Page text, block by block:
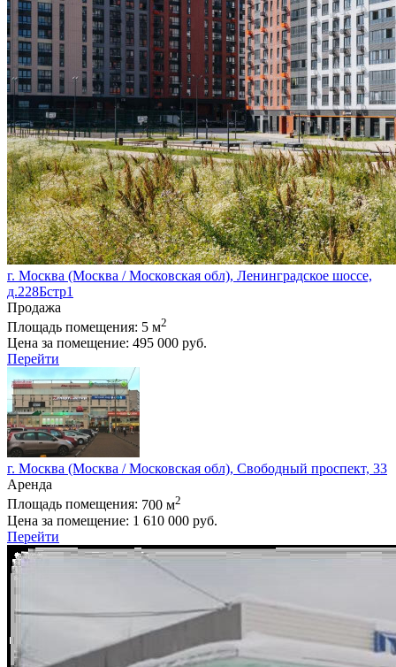
г. Москва (Москва / Московская обл), Ленинградское шоссе,
д.228Бстр1
Продажа
Площадь помещения: 5 м2
Цена за помещение: 495 000 руб.
Перейти
г. Москва (Москва / Московская обл), Cвободный проспект, 33
Аренда
Площадь помещения: 700 м2
Цена за помещение: 1 610 000 руб.
Перейти